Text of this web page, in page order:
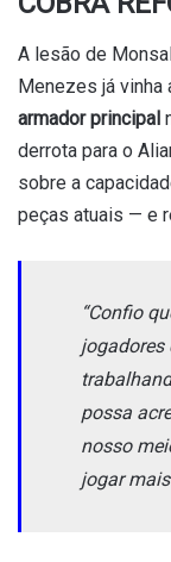
A lesão de
Menezes já
armador principal
derrota para o
sobre a
peças atuais — e
“Confio
jogadores
possa
nosso
jogar